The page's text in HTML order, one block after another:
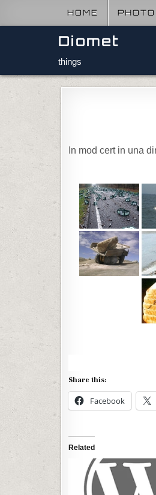
HOME PHOTO
Diomet
things
In mod cert in una
Share this:
Facebook
Related